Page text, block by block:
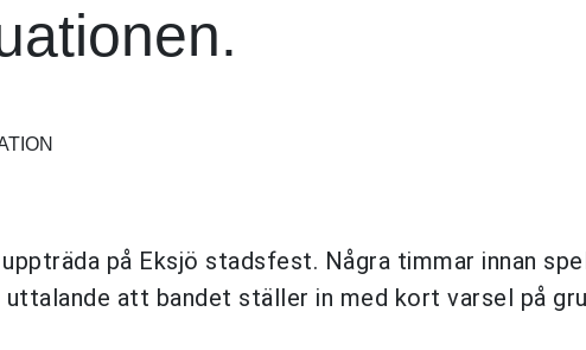
uppträda på Eksjö stadsfest. Några timmar innan
att bandet ställer in med kort varsel på